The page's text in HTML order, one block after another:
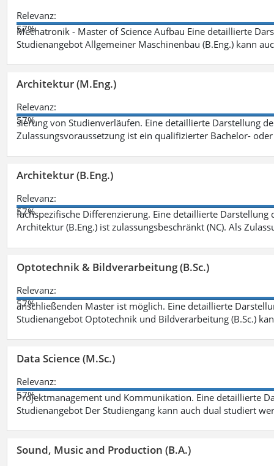
Relevanz:
57%
Mechatronik - Master of Science Aufbau Eine detaillierte
Studienangebot Allgemeiner Maschinenbau (B.Eng.) kann
Architektur (M.Eng.)
Relevanz:
57%
sierung von Studienverläufen. Eine detaillierte Darstellung
Zulassungsvoraussetzung ist ein qualifizierter Bachelor-
Architektur (B.Eng.)
Relevanz:
57%
fachspezifische Differenzierung. Eine detaillierte
Architektur (B.Eng.) ist zulassungsbeschränkt (NC). Als
Optotechnik & Bildverarbeitung (B.Sc.)
Relevanz:
57%
anschließenden Master ist möglich. Eine detaillierte
Studienangebot Optotechnik und Bildverarbeitung (B.Sc.)
Data Science (M.Sc.)
Relevanz:
57%
Projektmanagement und Kommunikation. Eine detaillierte
Studienangebot Der Studiengang kann auch dual studiert
Sound, Music and Production (B.A.)